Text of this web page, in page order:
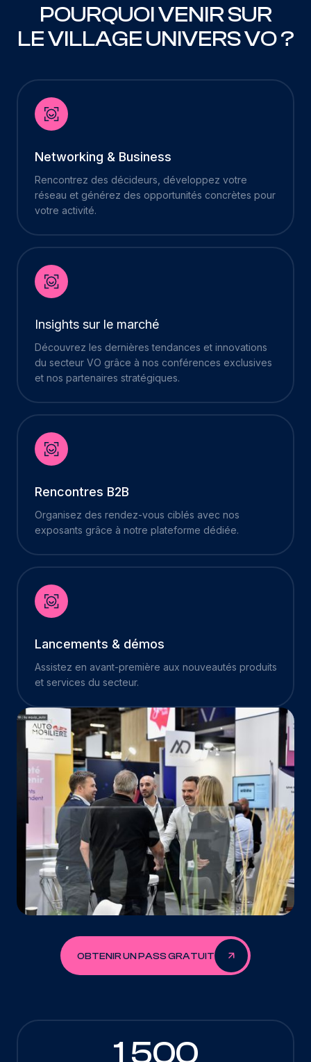
POURQUOI VENIR SUR
LE VILLAGE UNIVERS VO ?
Networking & Business
Rencontrez des décideurs, développez votre
réseau et générez des opportunités concrètes pour
votre activité.
Insights sur le marché
Découvrez les dernières tendances et innovations
du secteur VO grâce à nos conférences exclusives
et nos partenaires stratégiques.
Rencontres B2B
Organisez des rendez-vous ciblés avec nos
exposants grâce à notre plateforme dédiée.
Lancements & démos
Assistez en avant-première aux nouveautés produits
et services du secteur.
OBTENIR UN PASS GRATUIT
1 500